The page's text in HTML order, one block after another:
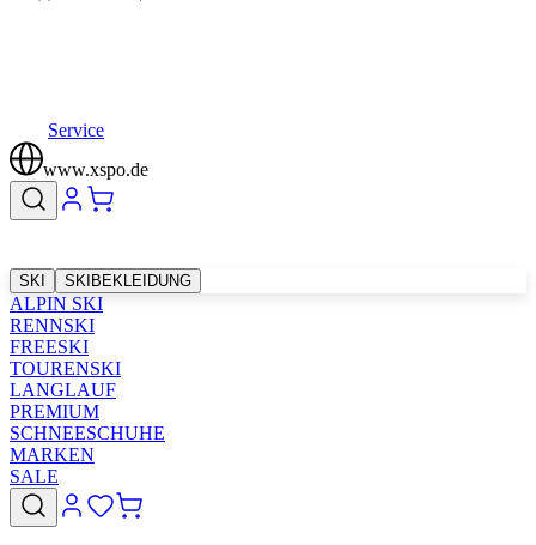
Service
www.xspo.de
SKI SKIBEKLEIDUNG
ALPIN SKI
RENNSKI
FREESKI
TOURENSKI
LANGLAUF
PREMIUM
SCHNEESCHUHE
MARKEN
SALE